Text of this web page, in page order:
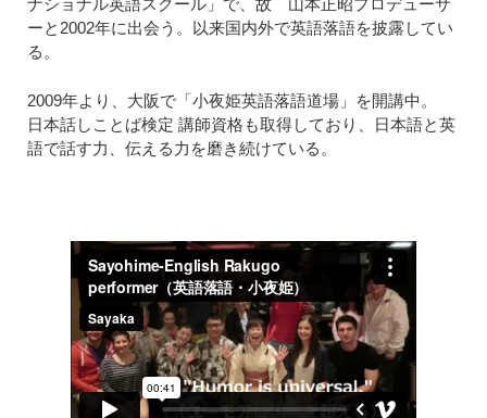
ナショナル英語スクール」で、故 山本正昭プロデューサ
ーと2002年に出会う。以来国内外で英語落語を披露してい
る。
2009年より、大阪で「小夜姫英語落語道場」を開講中。
日本話しことば検定 講師資格も取得しており、日本語と英
語で話す力、伝える力を磨き続けている。